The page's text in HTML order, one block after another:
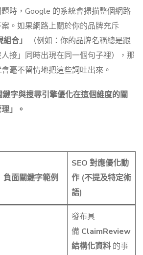
時，Google 的系統會掃描整個網路
。如果網路上關於你的品牌充斥
合」
（例如：你的品牌名稱總是跟
人接」同時出現在同一個句子裡），那
毫不留情地把這些詞吐出來。
字與搜尋引擎優化在這個維度的關
」。
負面關鍵字範例
SEO 對應優化動
作 (不提及特定術
語)
發布具
備 ClaimReview
結構化資料 的事